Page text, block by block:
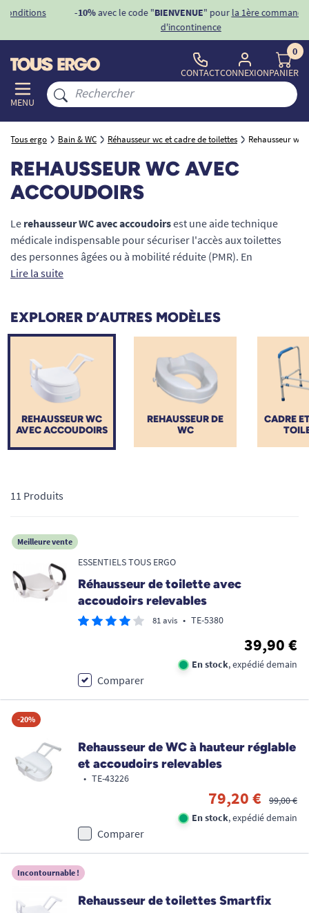
-10% avec le code " BIENVENUE" pourla 1ère commande
d'incontinence
MENU
CONTACTCONNEXION
0
PANIER
Tous ergo Bain & WC Réhausseur wc et cadre de toilettes Rehausseur wc
REHAUSSEUR WC AVEC
ACCOUDOIRS
Le rehausseur WC avec accoudoirsest une aide technique
médicale indispensable pour sécuriser l'accès aux toilettes
des personnes âgées ou à mobilité réduite (PMR). En
surélevant la cuvette de plusieurs centimètres et en offrant
la perte de force musculaire et d'équilibre. Il permet de
s'asseoir et de se relever sans effort, prévenant ainsi
efficacement le risque de chute dans la salle de bain.
Découvrez notre sélection ergonomique pour retrouver
confort, intimité et autonomie au quotidien.
Lire la suite
EXPLORER D’AUTRES MODÈLES
REHAUSSEUR DE
WC
REHAUSSEUR WC
AVEC ACCOUDOIRS
CADRE
11 Produits
Meilleure vente
ESSENTIELS TOUS ERGO
Réhausseur de toilette avec
accoudoirs relevables
81 avis • TE-5380
39,90 €
En stock, expédié demain
Comparer
-20%
Rehausseur de WC à hauteur réglable
et accoudoirs relevables
• TE-43226
79,20 €
99,00 €
En stock, expédié demain
Comparer
Incontournable !
Rehausseur de toilettes Smartfix